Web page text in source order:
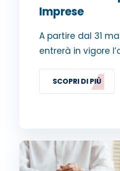
Imprese
A partire dal 31
entrerà in vigore
SCOPRI DI PIÙ